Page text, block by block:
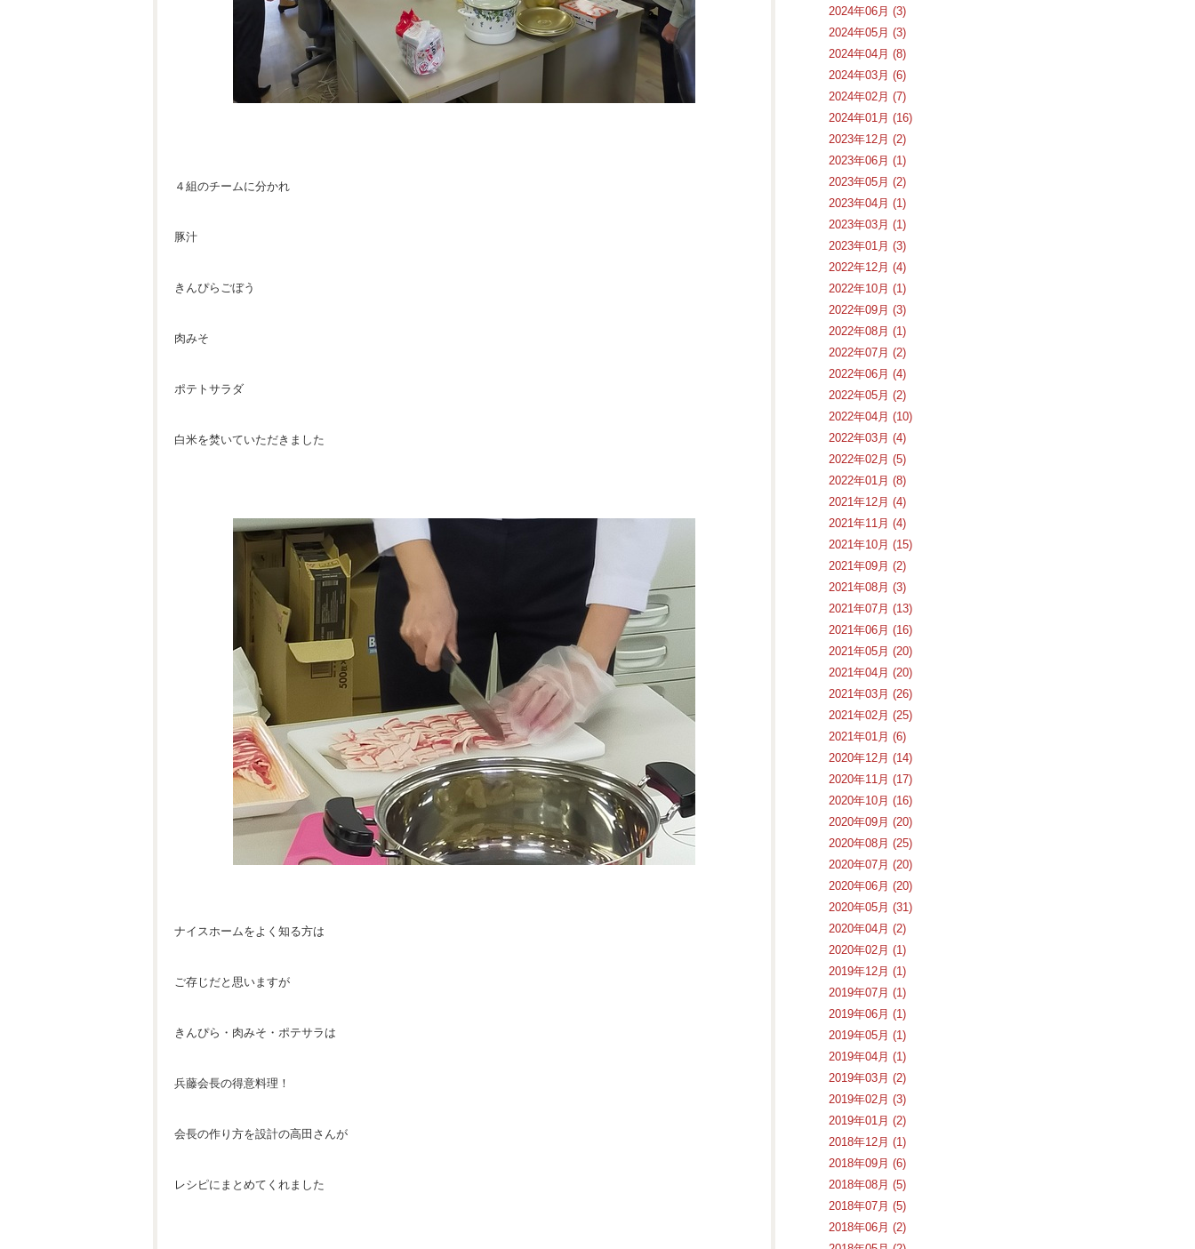
４組のチームに分かれ
豚汁
きんぴらごぼう
肉みそ
ポテトサラダ
白米を焚いていただきました
ナイスホームをよく知る方は
ご存じだと思いますが
きんぴら・肉みそ・ポテサラは
兵藤会長の得意料理！
会長の作り方を設計の高田さんが
レシピにまとめてくれました
2024年06月 (3)
2024年05月 (3)
2024年04月 (8)
2024年03月 (6)
2024年02月 (7)
2024年01月 (16)
2023年12月 (2)
2023年06月 (1)
2023年05月 (2)
2023年04月 (1)
2023年03月 (1)
2023年01月 (3)
2022年12月 (4)
2022年10月 (1)
2022年09月 (3)
2022年08月 (1)
2022年07月 (2)
2022年06月 (4)
2022年05月 (2)
2022年04月 (10)
2022年03月 (4)
2022年02月 (5)
2022年01月 (8)
2021年12月 (4)
2021年11月 (4)
2021年10月 (15)
2021年09月 (2)
2021年08月 (3)
2021年07月 (13)
2021年06月 (16)
2021年05月 (20)
2021年04月 (20)
2021年03月 (26)
2021年02月 (25)
2021年01月 (6)
2020年12月 (14)
2020年11月 (17)
2020年10月 (16)
2020年09月 (20)
2020年08月 (25)
2020年07月 (20)
2020年06月 (20)
2020年05月 (31)
2020年04月 (2)
2020年02月 (1)
2019年12月 (1)
2019年07月 (1)
2019年06月 (1)
2019年05月 (1)
2019年04月 (1)
2019年03月 (2)
2019年02月 (3)
2019年01月 (2)
2018年12月 (1)
2018年09月 (6)
2018年08月 (5)
2018年07月 (5)
2018年06月 (2)